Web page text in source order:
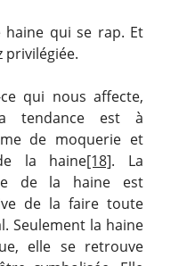
qui se rap. Et
privilégiée.
qui nous affecte,
la tendance est à
de moquerie et
la haine[18]. La
de la haine est
de la faire toute
Seulement la haine
elle se retrouve